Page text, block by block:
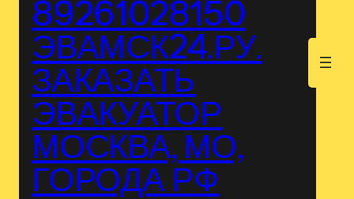
89261028150
ЭВАМСК24.РУ.
ЗАКАЗАТЬ
ЭВАКУАТОР
МОСКВА, МО,
ГОРОДА РФ